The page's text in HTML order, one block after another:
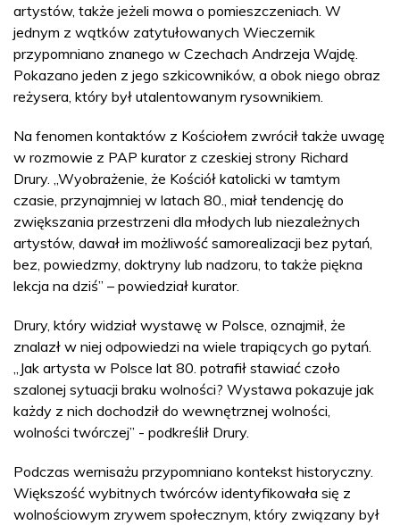
artystów, także jeżeli mowa o pomieszczeniach. W
jednym z wątków zatytułowanych Wieczernik
przypomniano znanego w Czechach Andrzeja Wajdę.
Pokazano jeden z jego szkicowników, a obok niego obraz
reżysera, który był utalentowanym rysownikiem.
Na fenomen kontaktów z Kościołem zwrócił także uwagę
w rozmowie z PAP kurator z czeskiej strony Richard
Drury. „Wyobrażenie, że Kościół katolicki w tamtym
czasie, przynajmniej w latach 80., miał tendencję do
zwiększania przestrzeni dla młodych lub niezależnych
artystów, dawał im możliwość samorealizacji bez pytań,
bez, powiedzmy, doktryny lub nadzoru, to także piękna
lekcja na dziś” – powiedział kurator.
Drury, który widział wystawę w Polsce, oznajmił, że
znalazł w niej odpowiedzi na wiele trapiących go pytań.
„Jak artysta w Polsce lat 80. potrafił stawiać czoło
szalonej sytuacji braku wolności? Wystawa pokazuje jak
każdy z nich dochodził do wewnętrznej wolności,
wolności twórczej” - podkreślił Drury.
Podczas wernisażu przypomniano kontekst historyczny.
Większość wybitnych twórców identyfikowała się z
wolnościowym zrywem społecznym, który związany był